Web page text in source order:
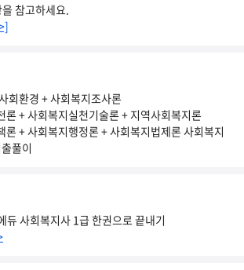
참고하세요.
회환경 + 사회복지조사론
론 + 사회복지실천기술론 + 지역사회복지론
+ 사회복지행정론 + 사회복지법제론 사회복지
풀이
사회복지사 1급 한권으로 끝내기